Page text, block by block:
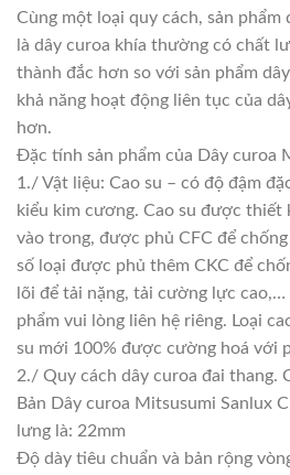
Cùng một loại quy cách, sản phẩm
là dây curoa khía thường có chất
thành đắc hơn so với sản phẩm
khả năng hoạt động liên tục của
hơn.
Đặc tính sản phẩm của Dây curoa
1./ Vật liệu: Cao su – có độ đậm
kiểu kim cương. Cao su được thiết
vào trong, được phủ CFC để
số loại được phủ thêm CKC để
lõi để tải nặng, tải cường lực
phẩm vui lòng liên hệ riêng. Loại
su mới 100% được cường hoá với
2./ Quy cách dây curoa đai thang.
Bản Dây curoa Mitsusumi Sanlux
lưng là: 22mm
Độ dày tiêu chuẩn và bản rộng